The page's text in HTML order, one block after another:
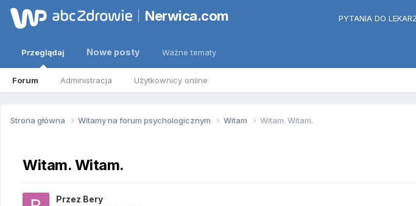
Nerwica.com PYTANIA DO
Przeglądaj
Forum Administracja Użytkownicy online
Nowe posty Ważne tematy
Strona główna Witamy na forum psychologicznym Witam Witam. Witam.
Witam. Witam.
Przez Bery